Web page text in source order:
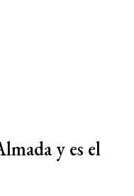
y es el